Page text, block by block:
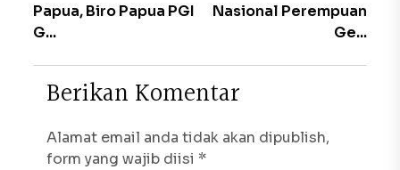
Papua, Biro Papua PGI
G...
Nasional Perempuan
Ge...
Berikan Komentar
Alamat email anda tidak akan dipublish,
form yang wajib diisi *